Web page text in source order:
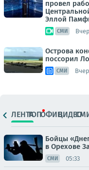
провел
Эллой
СМИ
Острова
поссорил
СМИ
ЛЕНТАТОПОФИЦ.ВИДЕО
Бойцы
в Орехове
СМИ 05:33